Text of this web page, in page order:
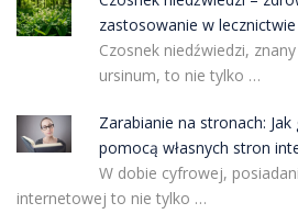
zastosowanie w lecznictwie
Czosnek niedźwiedzi,
ursinum, to nie tylko …
Zarabianie na stronach:
pomocą własnych stron
W dobie cyfrowej,
internetowej to nie tylko …